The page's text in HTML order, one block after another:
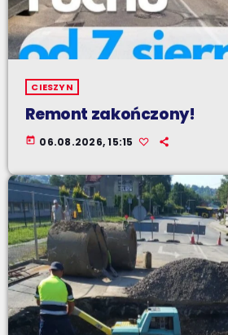
CIESZYN
Remont zakończony!
today 06.08.2026, 15:15